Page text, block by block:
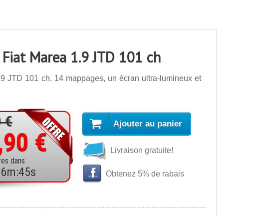
Marea 1.9 JTD 101 ch
JTD 101 ch. 14 mappages, un écran ultra-lumineux et
€
€
dans
m:43s
Ajouter au panier
Livraison gratuite!
Obtenez 5% de rabais